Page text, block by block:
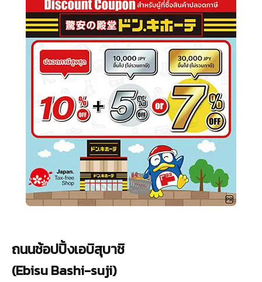
ถนนช้อปปิ้งเอบิสุบาชิ
(Ebisu Bashi-suji)